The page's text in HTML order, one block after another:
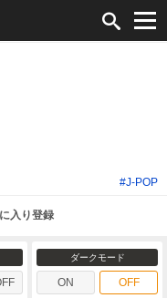
#J-POP
入り登録
ダークモード
ON OFF